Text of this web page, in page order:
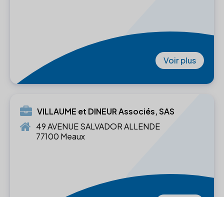
Voir plus
VILLAUME et DINEUR Associés, SAS
49 AVENUE SALVADOR ALLENDE
77100 Meaux